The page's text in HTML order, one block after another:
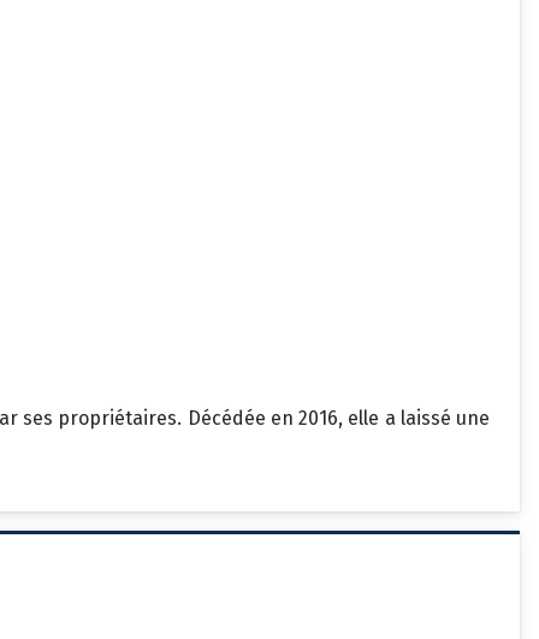
propriétaires. Décédée en 2016, elle a laissé une